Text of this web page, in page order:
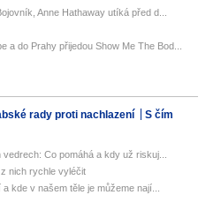
Anne Hathaway utíká před d...
do Prahy přijedou Show Me The Bod...
rady proti nachlazení
S čím
Co pomáhá a kdy už riskuj...
nich rychle vyléčit
kde v našem těle je můžeme nají...